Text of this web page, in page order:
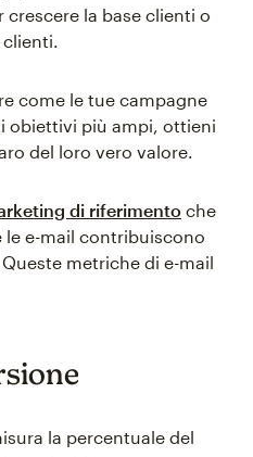
la base clienti o
clienti.
come le tue campagne
obiettivi più ampi, ottieni
del loro vero valore.
di riferimento che
e-mail contribuiscono
metriche di e-mail
la percentuale del